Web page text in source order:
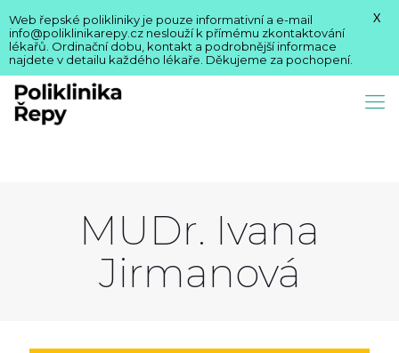
MUDr. Ivana
Jirmanová
Web řepské polikliniky je pouze informativní a e-mail
info@poliklinikarepy.cz neslouží k přímému zkontaktování
lékařů. Ordinační dobu, kontakt a podrobnější informace
najdete v detailu každého lékaře. Děkujeme za pochopení.
X